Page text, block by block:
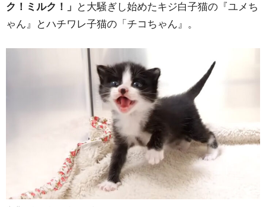
ク！ミルク！」 と大騒ぎし始めたキジ白子猫の『ユメち
ゃん』とハチワレ子猫の「チコちゃん』。